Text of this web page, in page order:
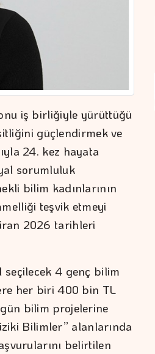
iş birliğiyle yürüttüğü
güçlendirmek ve
24. kez hayata
sorumluluk
bilim kadınlarının
teşvik etmeyi
2026 tarihleri
seçilecek 4 genç bilim
her biri 400 bin TL
bilim projelerine
Bilimler” alanlarında
belirtilen